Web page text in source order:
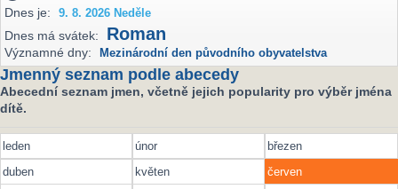
Dnes je:
9. 8. 2026 Neděle
Dnes má svátek: Roman
Významné dny: Mezinárodní den původního obyvatelstva
Jmenný seznam podle abecedy
Abecední seznam jmen, včetně jejich popularity pro výběr jména
dítě.
leden únor
březen
duben
květen
červen